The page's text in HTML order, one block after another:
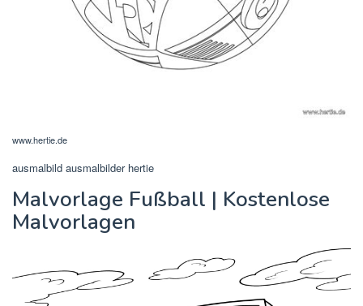
www.hertie.de
ausmalbild ausmalbilder hertie
Malvorlage Fußball | Kostenlose
Malvorlagen